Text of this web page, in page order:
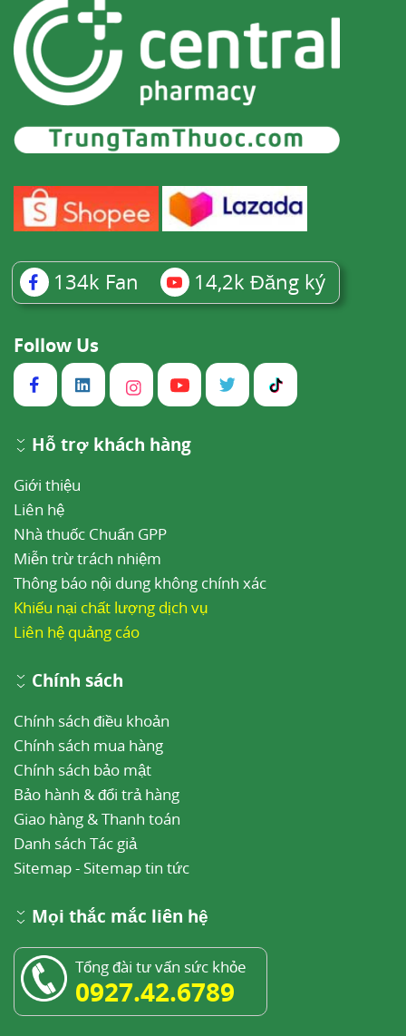
134k Fan 14,2k Đăng ký
Follow Us
Hỗ trợ khách hàng
Giới thiệu
Liên hệ
Nhà thuốc Chuẩn GPP
Miễn trừ trách nhiệm
Thông báo nội dung không chính xác
Khiếu nại chất lượng dịch vụ
Liên hệ quảng cáo
Chính sách
Chính sách điều khoản
Chính sách mua hàng
Chính sách bảo mật
Bảo hành & đổi trả hàng
Giao hàng & Thanh toán
Danh sách Tác giả
Sitemap- Sitemap tin tức
Mọi thắc mắc liên hệ
Tổng đài tư vấn sức khỏe
0927.42.6789